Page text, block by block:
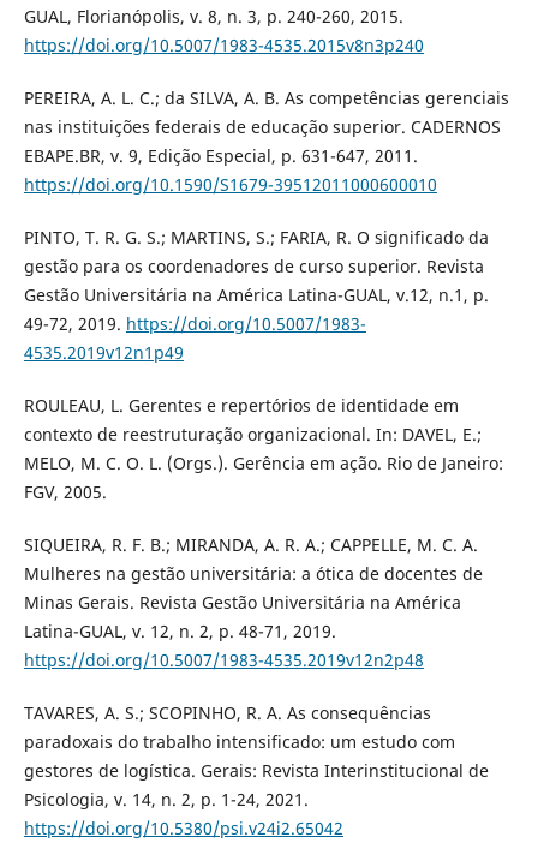
GUAL, Florianópolis, v. 8, n. 3, p. 240-260, 2015.
https://doi.org/10.5007/1983-4535.2015v8n3p240
PEREIRA, A. L. C.; da SILVA, A. B. As competências gerenciais
nas instituições federais de educação superior. CADERNOS
EBAPE.BR, v. 9, Edição Especial, p. 631-647, 2011.
https://doi.org/10.1590/S1679-39512011000600010
PINTO, T. R. G. S.; MARTINS, S.; FARIA, R. O significado da
gestão para os coordenadores de curso superior. Revista
Gestão Universitária na América Latina-GUAL, v.12, n.1, p.
49-72, 2019. https://doi.org/10.5007/1983-
4535.2019v12n1p49
ROULEAU, L. Gerentes e repertórios de identidade em
contexto de reestruturação organizacional. In: DAVEL, E.;
MELO, M. C. O. L. (Orgs.). Gerência em ação. Rio de Janeiro:
FGV, 2005.
SIQUEIRA, R. F. B.; MIRANDA, A. R. A.; CAPPELLE, M. C. A.
Mulheres na gestão universitária: a ótica de docentes de
Minas Gerais. Revista Gestão Universitária na América
Latina-GUAL, v. 12, n. 2, p. 48-71, 2019.
https://doi.org/10.5007/1983-4535.2019v12n2p48
TAVARES, A. S.; SCOPINHO, R. A. As consequências
paradoxais do trabalho intensificado: um estudo com
gestores de logística. Gerais: Revista Interinstitucional de
Psicologia, v. 14, n. 2, p. 1-24, 2021.
https://doi.org/10.5380/psi.v24i2.65042